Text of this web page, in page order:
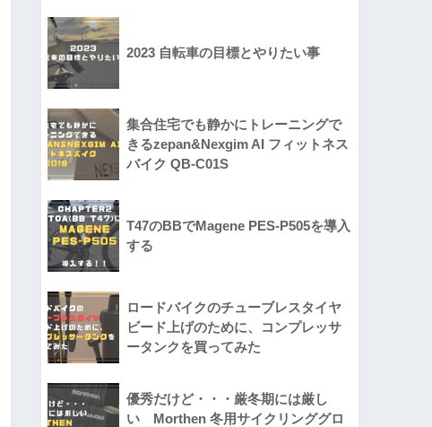
2023 自転車の目標とやりたい事
集合住宅でも静かにトレーニングで
きるzepan&Nexgim AI フィットネス
バイク QB-C01S
T47のBBでMagene PES-P505を導入
する
ロードバイクのチューブレスタイヤ
ビード上げのために、コンプレッサ
ータンクを買ってみた
優秀だけど・・・厳冬期には厳し
い Morthen 冬用サイクリンググロ